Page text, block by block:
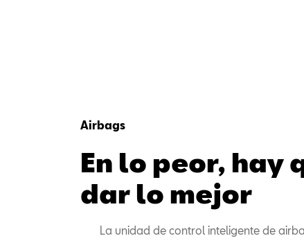
Airbags
En lo peor, hay
dar lo mejor
La unidad de control inteligente de